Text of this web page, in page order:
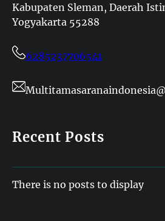
Kabupaten Sleman, Daerah
Yogyakarta 55288
6285237706541
Recent Posts
There is no posts to display